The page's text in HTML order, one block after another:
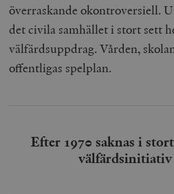
överraskande okontroversiell.
det civila samhället i stort sett
välfärdsuppdrag. Vården,
offentligas spelplan.
Efter 1970 saknas i
välfärdsinitiativ